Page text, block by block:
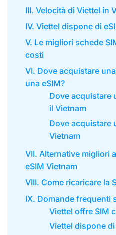
III. Velocità di Viettel in
IV. Viettel dispone di
V. Le migliori schede
costi
VI. Dove acquistare
una eSIM?
Dove acquistare
il Vietnam
Dove acquistare
Vietnam
VII. Alternative migliori
eSIM Vietnam
VIII. Come ricaricare la
IX. Domande frequenti
Viettel offre SIM
Viettel dispone